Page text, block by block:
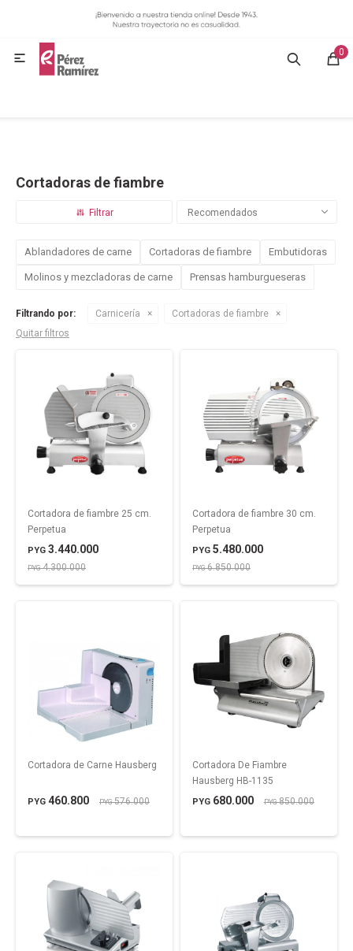
0

Cortadoras de fiambre
Recomendados
Ablandadores de carne Cortadoras de fiambre Embutidoras
Molinos y mezcladoras de carne Prensas hamburgueseras
Filtrando por: Carnicería
Cortadoras de fiambre
Quitar filtros
Cortadora de fiambre 25 cm.
Perpetua
PYG 3.440.000
PYG4.300.000
Cortadora de fiambre 30 cm.
Perpetua
PYG 5.480.000
PYG6.850.000
Cortadora de Carne Hausberg
PYG 460.800 PYG576.000
Cortadora De Fiambre
Hausberg HB-1135
PYG 680.000 PYG850.000
GASTRONOMÍA
BLOG